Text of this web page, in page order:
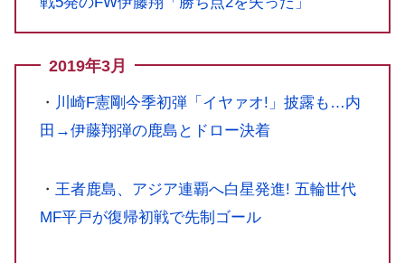
2019年3月
・ 川崎F憲剛今季初弾「イヤァオ!」披露も…内
田→伊藤翔弾の鹿島とドロー決着
・ 王者鹿島、アジア連覇へ白星発進! 五輪世代
MF平戸が復帰初戦で先制ゴール